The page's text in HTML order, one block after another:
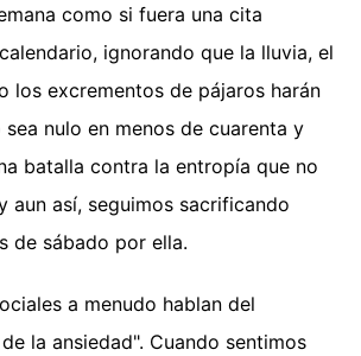
como si fuera una cita
ignorando que la lluvia, el
los excrementos de pájaros harán
nulo en menos de cuarenta y
batalla contra la entropía que no
aun así, seguimos sacrificando
de sábado por ella.
a menudo hablan del
la ansiedad". Cuando sentimos